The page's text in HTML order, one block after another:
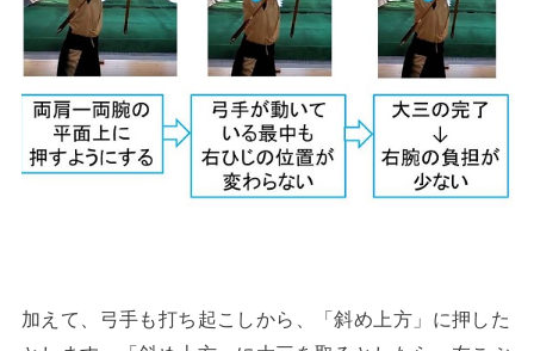
加えて、弓手も打ち起こしから、「斜め上方」に押した